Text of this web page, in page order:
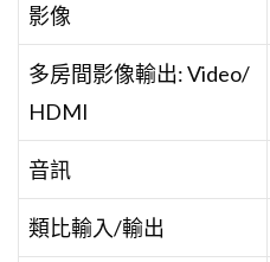
影像
多房間影像輸出: Video/
HDMI
音訊
類比輸入/輸出